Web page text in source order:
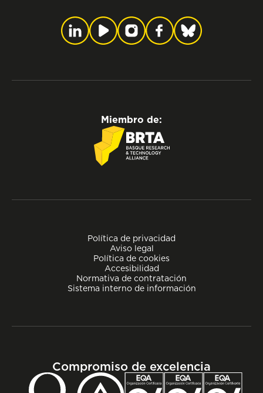
Política de privacidad
Aviso legal
Política de cookies
Accesibilidad
Normativa de contratación
Sistema interno de información
Miembro de:
Compromiso de excelencia